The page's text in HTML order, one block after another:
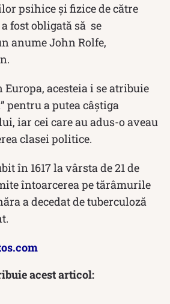
psihice și fizice de către
fost obligată să se
anume John Rolfe,
acesteia i se atribuie
pentru a putea câștiga
iar cei care au adus-o aveau
clasei politice.
în 1617 la vârsta de 21 de
întoarcerea pe tărâmurile
a decedat de tuberculoză
acest articol: